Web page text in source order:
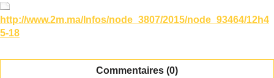
http://www.2m.ma/Infos/node_3807/2015/node_93464/12h4
5-18
Commentaires (0)